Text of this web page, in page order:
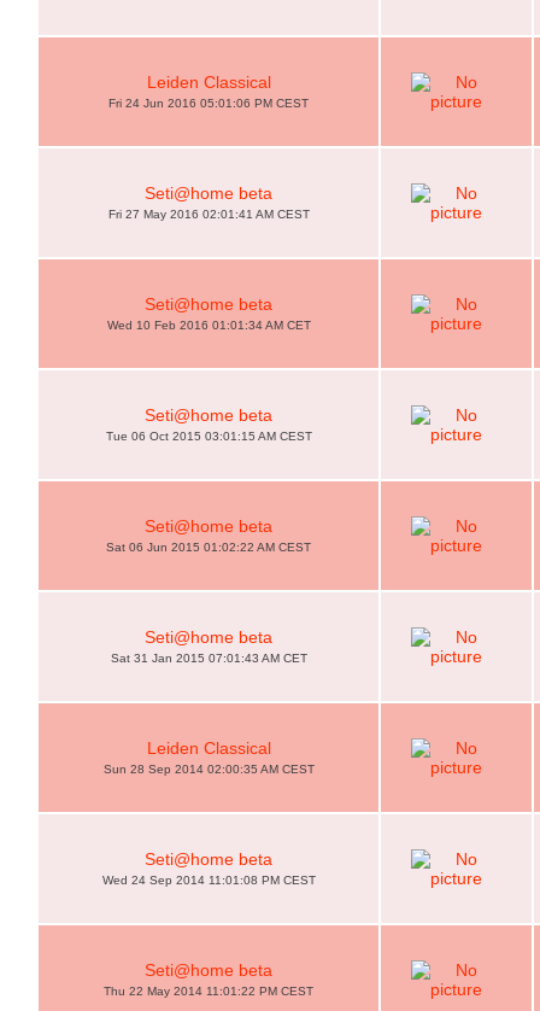
Leiden Classical
Fri 24 Jun 2016 05:01:06 PM CEST
Seti@home beta
Fri 27 May 2016 02:01:41 AM CEST
Seti@home beta
Wed 10 Feb 2016 01:01:34 AM CET
Seti@home beta
Tue 06 Oct 2015 03:01:15 AM CEST
Seti@home beta
Sat 06 Jun 2015 01:02:22 AM CEST
Seti@home beta
Sat 31 Jan 2015 07:01:43 AM CET
Leiden Classical
Sun 28 Sep 2014 02:00:35 AM CEST
Seti@home beta
Wed 24 Sep 2014 11:01:08 PM CEST
Seti@home beta
Thu 22 May 2014 11:01:22 PM CEST